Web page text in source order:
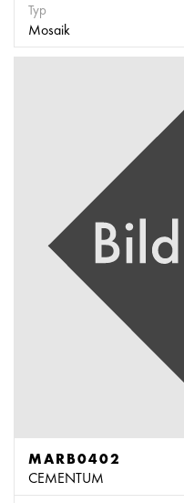
Typ
Mosaik
MARB0402
CEMENTUM